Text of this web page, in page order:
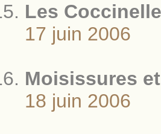
Les
17 juin 2006
Moisissures
18 juin 2006